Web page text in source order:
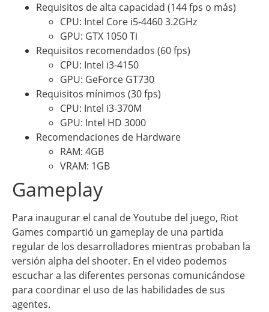
Requisitos de alta capacidad (144 fps o más)
CPU: Intel Core i5-4460 3.2GHz
GPU: GTX 1050 Ti
Requisitos recomendados (60 fps)
CPU: Intel i3-4150
GPU: GeForce GT730
Requisitos mínimos (30 fps)
CPU: Intel i3-370M
GPU: Intel HD 3000
Recomendaciones de Hardware
RAM: 4GB
VRAM: 1GB
Gameplay
Para inaugurar el canal de Youtube del juego, Riot
Games compartió un gameplay de una partida
regular de los desarrolladores mientras probaban la
versión alpha del shooter. En el video podemos
escuchar a las diferentes personas comunicándose
para coordinar el uso de las habilidades de sus
agentes.